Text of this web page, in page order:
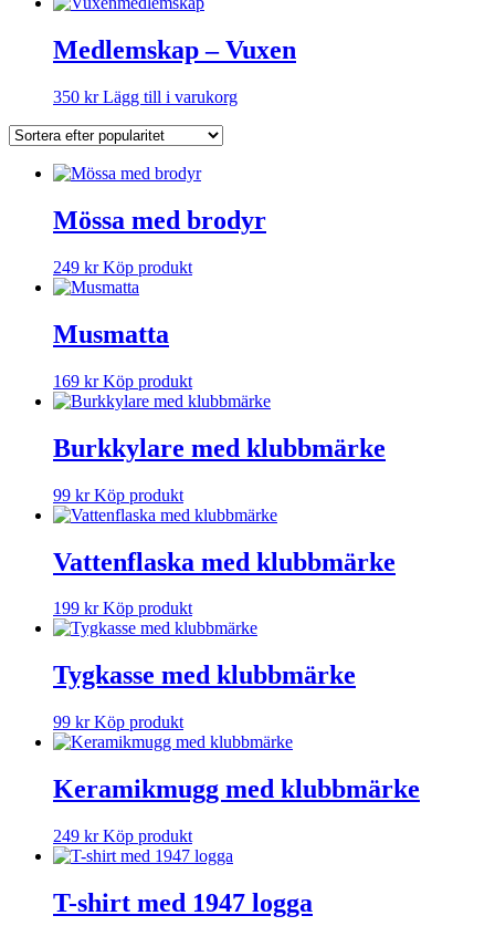
Medlemskap – Vuxen
350 kr Lägg till i varukorg
Mössa med brodyr
249 kr Köp produkt
Musmatta
169 kr Köp produkt
Burkkylare med klubbmärke
99 kr Köp produkt
Vattenflaska med klubbmärke
199 kr Köp produkt
Tygkasse med klubbmärke
99 kr Köp produkt
Keramikmugg med klubbmärke
249 kr Köp produkt
T-shirt med 1947 logga